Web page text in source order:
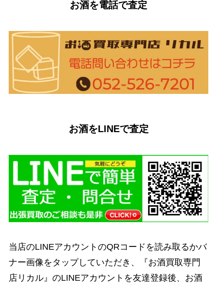
お酒を電話で査定
お酒をLINEで査定
当店のLINEアカウントのQRコードを読み取るかバ
ナー画像をタップしていただき、『お酒買取専門
店リカル』のLINEアカウントを友達登録後、お酒